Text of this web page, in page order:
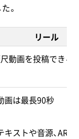
。
リール
動画を投稿できる
画は最長90秒
キストや音源、AR